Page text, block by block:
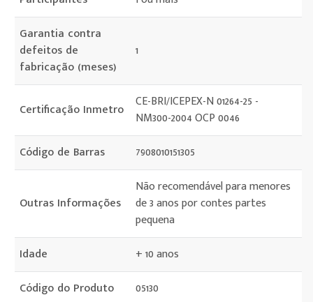
Garantia contra
defeitos de
fabricação (meses)
1
Certificação Inmetro
CE-BRI/ICEPEX-N 01264-25 -
NM300-2004 OCP 0046
Código de Barras
7908010151305
Outras Informações
Não recomendável para menores
de 3 anos por contes partes
pequena
Idade
+ 10 anos
Código do Produto
05130